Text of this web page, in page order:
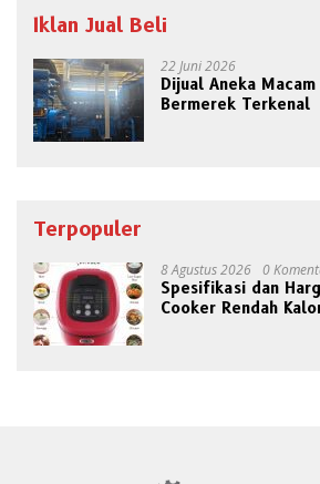
Iklan Jual Beli
22 Juni 2026
Dijual Aneka
Bermerek Terkenal
Terpopuler
8 Agustus 2026 0
Spesifikasi dan
Cooker Rendah